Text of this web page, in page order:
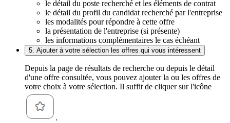
le détail du poste recherché et les éléments de contrat
le détail du profil du candidat recherché par l'entreprise
les modalités pour répondre à cette offre
la présentation de l'entreprise (si présente)
les informations complémentaires le cas échéant
5. Ajouter à votre sélection les offres qui vous intéressent
Depuis la page de résultats de recherche ou depuis le détail
d'une offre consultée, vous pouvez ajouter la ou les offres de
votre choix à votre sélection. Il suffit de cliquer sur l'icône
.